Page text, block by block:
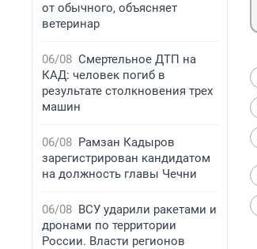
от обычного, объясняет
ветеринар
06/08 Смертельное ДТП на
КАД: человек погиб в
результате столкновения трех
машин
06/08 Рамзан Кадыров
зарегистрирован кандидатом
на должность главы Чечни
06/08 ВСУ ударили ракетами и
дронами по территории
России. Власти регионов